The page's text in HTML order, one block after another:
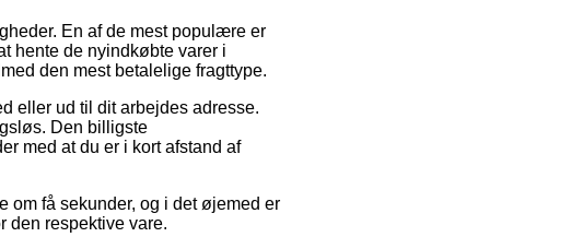
En af de mest populære er
hente de nyindkøbte varer i
den mest betalelige fragttype.
eller ud til dit arbejdes adresse.
Den billigste
med at du er i kort afstand af
få sekunder, og i det øjemed er
den respektive vare.